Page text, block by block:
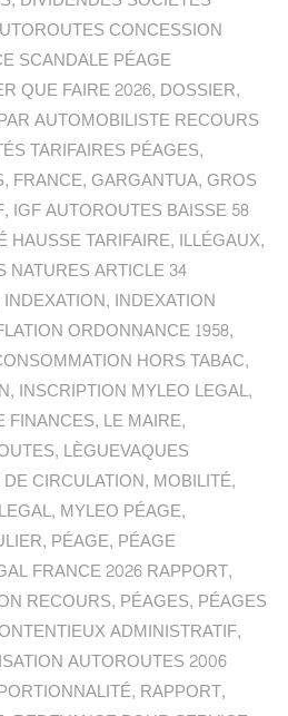
CONCESSION
SCANDALE PÉAGE
QUE FAIRE 2026, DOSSIER,
AUTOMOBILISTE RECOURS
TARIFAIRES PÉAGES,
, FRANCE, GARGANTUA, GROS
, IGF AUTOROUTES BAISSE 58
HAUSSE TARIFAIRE, ILLÉGAUX,
NATURES ARTICLE 34
INDEXATION, INDEXATION
ORDONNANCE 1958,
HORS TABAC,
, INSCRIPTION MYLEO LEGAL,
FINANCES, LE MAIRE,
, LÈGUEVAQUES
CIRCULATION, MOBILITÉ,
, MYLEO PÉAGE,
, PÉAGE, PÉAGE
FRANCE 2026 RAPPORT,
RECOURS, PÉAGES, PÉAGES
ADMINISTRATIF,
AUTOROUTES 2006
, RAPPORT,